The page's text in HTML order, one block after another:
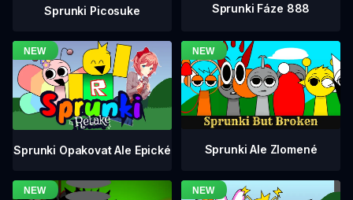
Sprunki Picosuke Sprunki Fáze 888
Sprunki Opakovat Ale Epické Sprunki Ale Zlomené